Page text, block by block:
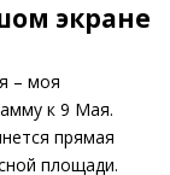
экране
– моя
к 9 Мая.
прямая
площади.